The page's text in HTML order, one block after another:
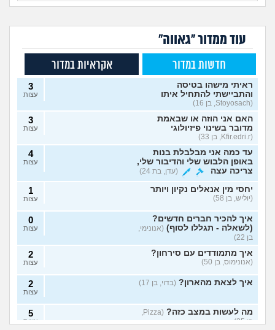
עוד ממדור "גאווה"
חדשות במדור אקראיות במדור
ראיתי מישהו בטיסה
והתביישתי להתחיל איתו
(Stoyosach, בן 16)
3
עצות
האם אני הוזה או שבאמת
מדובר בשינוי פיזיולוגי
(Kfir.edri.r, בן 33)
3
עצות
עד כמה אני מבלבלת בנות
באופן הלבוש שלי והדיבור שלי,
צריכה עצה
(עדן, בת 24)
4
עצות
יחסי מין אנאלים נקיון ויותר
(יוליש, בן 58)
1
עצות
איך להכיר חברים חדשים?
(לשאלה - תגללו לסוף) (אנונימי,
בן 22)
0
עצות
איך מתמודדים עם סירחון?
(אנונימוס, בן 50)
2
עצות
איך לצאת מהארון? (בדוי, בן 17) 2
עצות
מה לעשות במצב כזה?
(Pizza,
בן 25)
5
עצות
הבן זוג רוצה ללבוש שווה לצאת מהארון?